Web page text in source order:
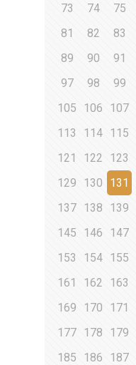
73
74 75
81
82 83
89
90 91
97
98 99
105
106 107
113
114 115
121
122 123
129
130 131
137 138 139
145
146 147
153
154 155
161
162 163
169
170 171
177 178 179
185
186 187